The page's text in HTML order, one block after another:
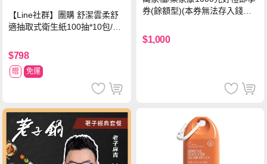
【Line社群】團購 舒潔雲柔舒
適抽取式衛生紙100抽*10包/6
$798
贈 免運
券(餘額型)(本券無法存入錢包
$1,000